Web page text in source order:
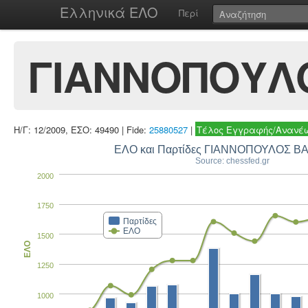
Ελληνικά ΕΛΟ Περί
Η/Γ: 12/2009, ΕΣΟ: 49490 | Fide: 25880527 | Τέλος Εγγραφής/
ΕΛΟ και Παρτίδες ΓΙΑΝΝΟΠΟΥΛΟΣ
Source: chessfed.gr
Παρτίδες
ΕΛΟ
1000
1250
1500
1750
2000
ΕΛΟ